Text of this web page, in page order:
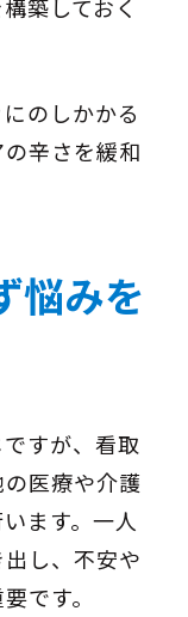
築しておく
のしかかる
辛さを緩和
悩みを
すが、看取
医療や介護
ます。一人
し、不安や
です。